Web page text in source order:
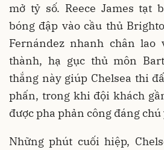
mở tỷ số. Reece James tạt
bóng đập vào cầu thủ
Fernández nhanh chân lao
thành, hạ gục thủ môn
thắng này giúp Chelsea thi
phấn, trong khi đội khách
được pha phản công đáng
Những phút cuối hiệp,